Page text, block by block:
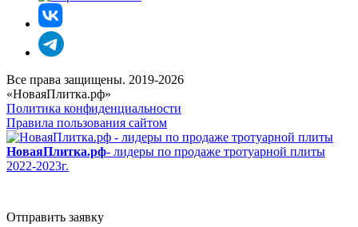
Все права защищены. 2019-2026
«НоваяПлитка.рф»
Политика конфиденциальности
Правила пользования сайтом
НоваяПлитка.рф- лидеры по продаже тротуарной плиты
2022-2023г.
Отправить заявку